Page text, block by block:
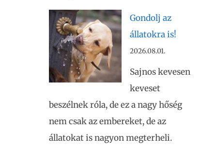
Gondolj az
állatokra is!
2026.08.01.
Sajnos kevesen
keveset
beszélnek róla, de ez a nagy hőség
nem csak az embereket, de az
állatokat is nagyon megterheli.